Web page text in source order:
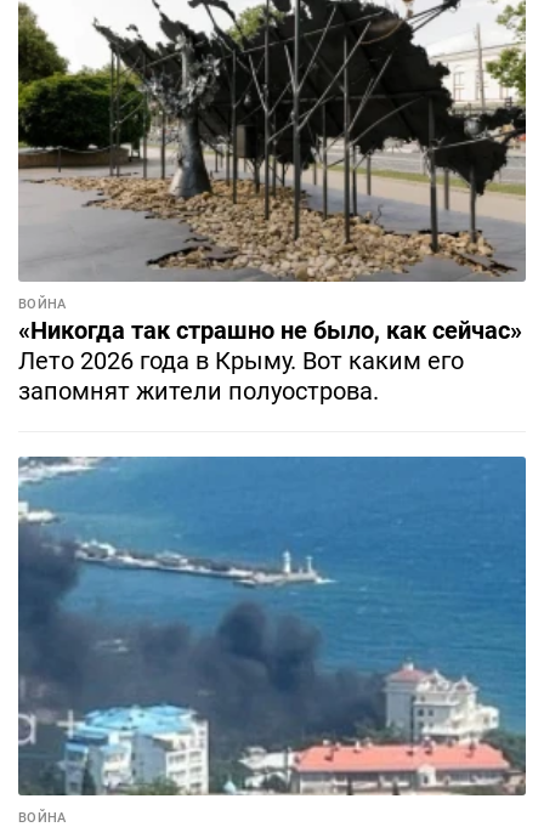
ВОЙНА
«Никогда так страшно не было, как сейчас»
Лето 2026 года в Крыму. Вот каким его
запомнят жители полуострова.
ВОЙНА